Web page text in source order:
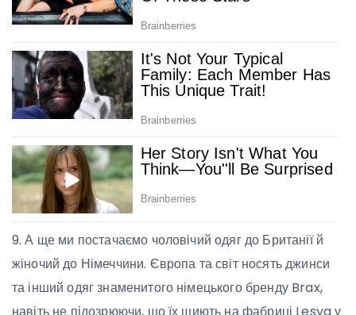
9. А ще ми постачаємо чоловічий одяг до Британії й
жіночий до Німеччини. Європа та світ носять джинси
та інший одяг знаменитого німецького бренду Brax,
навіть не підозрюючи, що їх шиють на фабриці Lesya у